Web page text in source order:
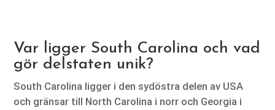
Var ligger South Carolina och vad
gör delstaten unik?
South Carolina ligger i den sydöstra delen av USA
och gränsar till North Carolina i norr och Georgia i